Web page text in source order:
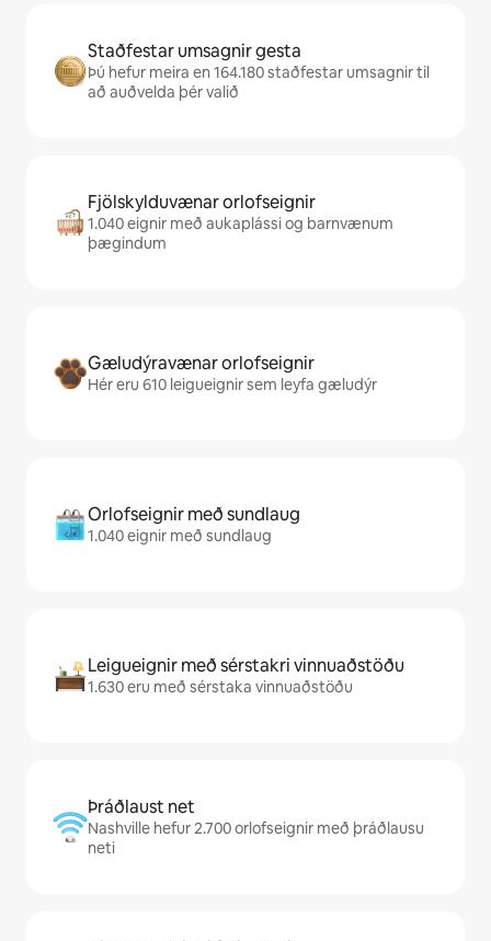
Staðfestar umsagnir gesta
Þú hefur meira en 164.180 staðfestar umsagnir til
að auðvelda þér valið
Fjölskylduvænar orlofseignir
1.040 eignir með aukaplássi og barnvænum
þægindum
Gæludýravænar orlofseignir
Hér eru 610 leigueignir sem leyfa gæludýr
Orlofseignir með sundlaug
1.040 eignir með sundlaug
Leigueignir með sérstakri vinnuaðstöðu
1.630 eru með sérstaka vinnuaðstöðu
Þráðlaust net
Nashville hefur 2.700 orlofseignir með þráðlausu
neti